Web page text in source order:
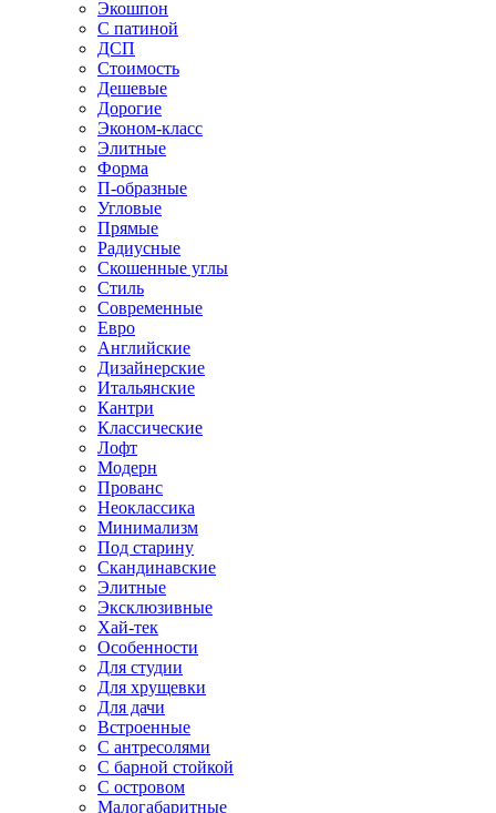
Экошпон
С патиной
ДСП
Стоимость
Дешевые
Дорогие
Эконом-класс
Элитные
Форма
П-образные
Угловые
Прямые
Радиусные
Скошенные углы
Стиль
Современные
Евро
Английские
Дизайнерские
Итальянские
Кантри
Классические
Лофт
Модерн
Прованс
Неоклассика
Минимализм
Под старину
Скандинавские
Элитные
Эксклюзивные
Хай-тек
Особенности
Для студии
Для хрущевки
Для дачи
Встроенные
С антресолями
С барной стойкой
С островом
Малогабаритные